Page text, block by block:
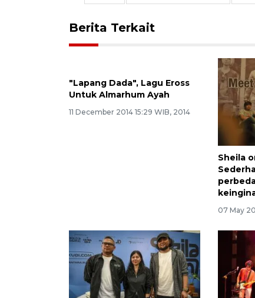
Berita Terkait
"Lapang Dada", Lagu Eross
Untuk Almarhum Ayah
11 December 2014 15:29 WIB, 2014
Sheila
07 May